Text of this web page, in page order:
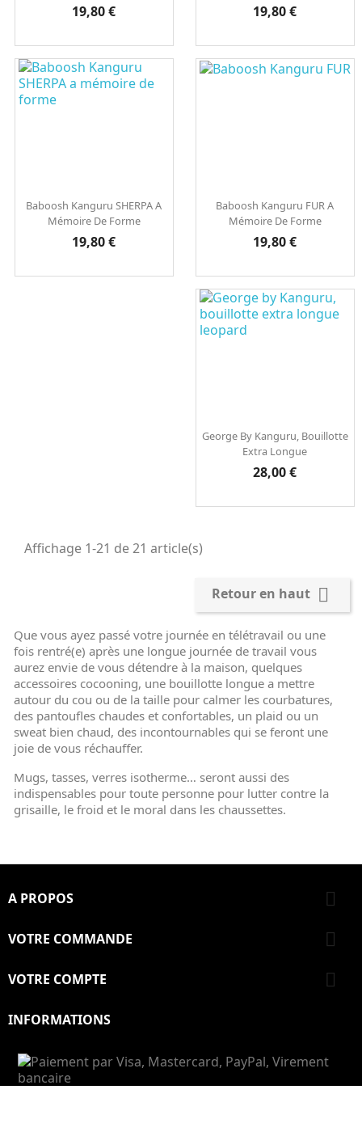
Prix
19,80 € Prix
19,80 €
Baboosh Kanguru SHERPA A
Mémoire De Forme
Prix
19,80 €
Baboosh Kanguru FUR A
Mémoire De Forme
Prix
19,80 €
George By Kanguru, Bouillotte
Extra Longue
Prix
28,00 €
Affichage 1-21 de 21 article(s)
Retour en haut 
Que vous ayez passé votre journée en télétravail ou une
fois rentré(e) après une longue journée de travail vous
aurez envie de vous détendre à la maison, quelques
accessoires cocooning, une bouillotte longue a mettre
autour du cou ou de la taille pour calmer les courbatures,
des pantoufles chaudes et confortables, un plaid ou un
sweat bien chaud, des incontournables qui se feront une
joie de vous réchauffer.
Mugs, tasses, verres isotherme… seront aussi des
indispensables pour toute personne pour lutter contre la
grisaille, le froid et le moral dans les chaussettes.
A PROPOS 
VOTRE COMMANDE 
VOTRE COMPTE 
INFORMATIONS